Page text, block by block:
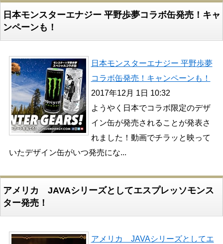
日本モンスターエナジー 平野歩夢コラボ缶発売！キャ
ンペーンも！
日本モンスターエナジー 平野歩夢
コラボ缶発売！キャンペーンも！
2017年12月 1日 10:32
ようやく日本でコラボ限定のデザ
イン缶が発売されることが発表さ
れました！動画でチラッと映って
いたデザイン缶がいつ発売にな...
アメリカ JAVAシリーズとしてエスプレッソモンス
ター発売！
アメリカ JAVAシリーズとしてエ